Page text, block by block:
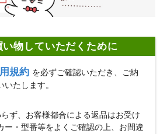
物していただくために
規約 を必ずご確認いただき、ご納
たします。
ず、お客様都合による返品はお受け
ー・型番等をよくご確認の上、お間違